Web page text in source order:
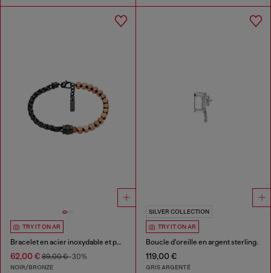
TRY IT ON AR
Bracelet en acier inoxydable et perles d'hématite
62,00 € 89,00 €-30%
NOIR/BRONZE
SILVER COLLECTION
TRY IT ON AR
Boucle d'oreille en argent sterling.
119,00 €
GRIS ARGENTÉ